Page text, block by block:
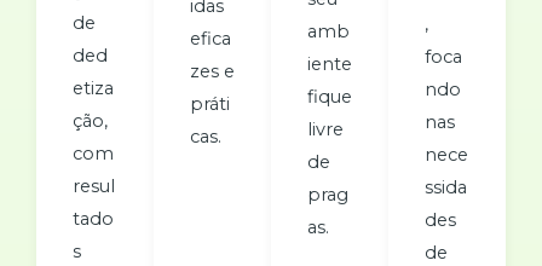
de
ded
etiza
ção,
com
resul
tado
s
idas
efica
zes e
práti
cas.
amb
iente
fique
livre
de
prag
as.
,
foca
ndo
nas
nece
ssida
des
de